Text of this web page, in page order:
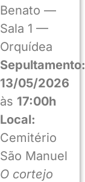
Benato —
Sala 1 —
Orquídea
Sepultamento:
13/05/2026
às 17:00h
Local:
Cemitério
São Manuel
O cortejo